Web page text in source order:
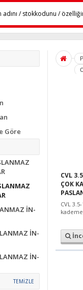
Göre
İN-
İN-
İN-
TEMİZLE
CVL
ÇOK
CVL